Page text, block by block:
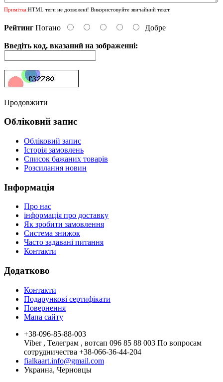
Примітка:HTML теги не дозволені! Використовуйте звичайний текст.
Рейтинг Погано Добре
Введіть код, вказаний на зображенні:
Продовжити
Обліковий запис
Обліковий запис
Історія замовлень
Список бажаних товарів
Розсилання новин
Інформація
Про нас
інформація про доставку
Як зробити замовлення
Система знижок
Часто задавані питання
Контакти
Додатково
Контакти
Подарункові сертифікати
Повернення
Мапа сайту
+38-096-85-88-003
Viber , Телеграм , вотсап 096 85 88 003 По вопросам
сотрудничества +38-066-36-44-204
fialkaart.info@gmail.com
Украина, Черновцы